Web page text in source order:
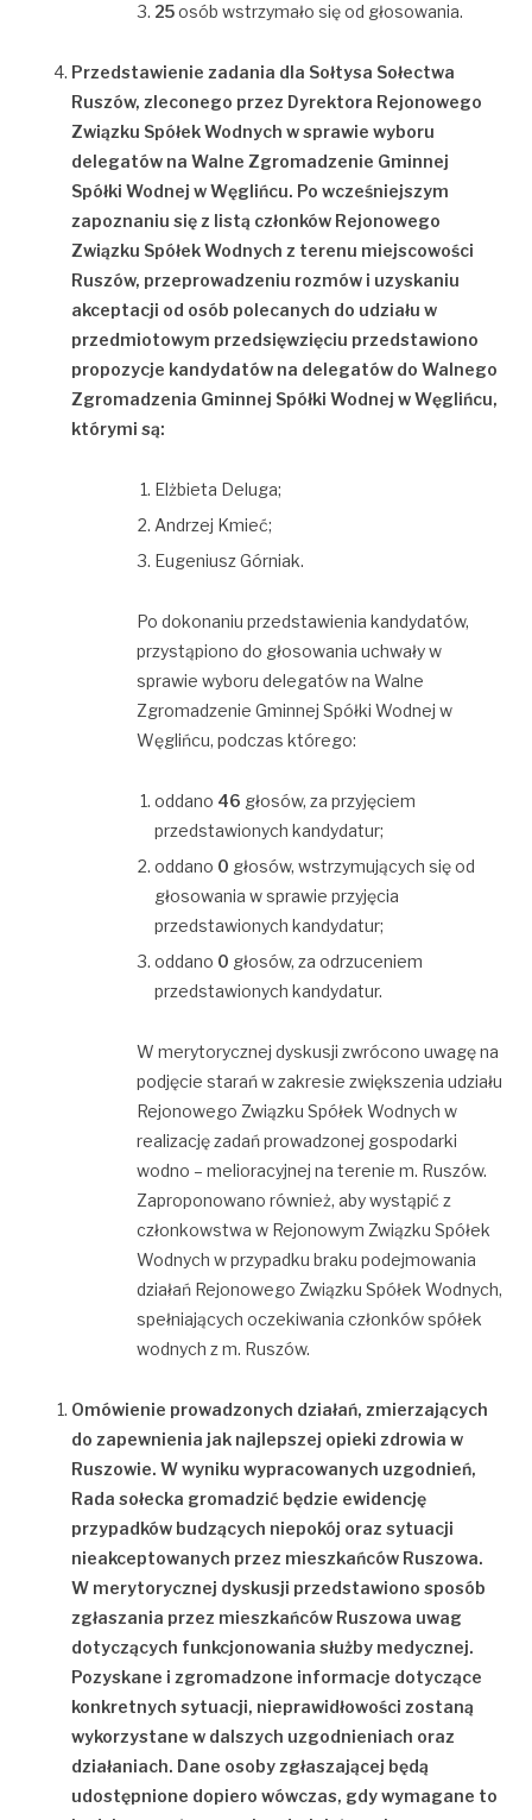
25osób wstrzymało się od głosowania.
Przedstawienie zadania dla Sołtysa Sołectwa
Ruszów, zleconego przez Dyrektora Rejonowego
Związku Spółek Wodnych w sprawie wyboru
delegatów na Walne Zgromadzenie Gminnej
Spółki Wodnej w Węglińcu. Po wcześniejszym
zapoznaniu się z listą członków Rejonowego
Związku Spółek Wodnych z terenu miejscowości
Ruszów, przeprowadzeniu rozmów i uzyskaniu
akceptacji od osób polecanych do udziału w
przedmiotowym przedsięwzięciu przedstawiono
propozycje kandydatów na delegatów do Walnego
Zgromadzenia Gminnej Spółki Wodnej w Węglińcu,
którymi są:
Elżbieta Deluga;
Andrzej Kmieć;
Eugeniusz Górniak.
Po dokonaniu przedstawienia kandydatów,
przystąpiono do głosowania uchwały w
sprawie wyboru delegatów na Walne
Zgromadzenie Gminnej Spółki Wodnej w
Węglińcu, podczas którego:
oddano 46 głosów, za przyjęciem
przedstawionych kandydatur;
oddano 0 głosów, wstrzymujących się od
głosowania w sprawie przyjęcia
przedstawionych kandydatur;
oddano 0 głosów, za odrzuceniem
przedstawionych kandydatur.
W merytorycznej dyskusji zwrócono uwagę na
podjęcie starań w zakresie zwiększenia udziału
Rejonowego Związku Spółek Wodnych w
realizację zadań prowadzonej gospodarki
wodno – melioracyjnej na terenie m. Ruszów.
Zaproponowano również, aby wystąpić z
członkowstwa w Rejonowym Związku Spółek
Wodnych w przypadku braku podejmowania
działań Rejonowego Związku Spółek Wodnych,
spełniających oczekiwania członków spółek
wodnych z m. Ruszów.
Omówienie prowadzonych działań, zmierzających
do zapewnienia jak najlepszej opieki zdrowia w
Ruszowie. W wyniku wypracowanych uzgodnień,
Rada sołecka gromadzić będzie ewidencję
przypadków budzących niepokój oraz sytuacji
nieakceptowanych przez mieszkańców Ruszowa.
W merytorycznej dyskusji przedstawiono sposób
zgłaszania przez mieszkańców Ruszowa uwag
dotyczących funkcjonowania służby medycznej.
Pozyskane i zgromadzone informacje dotyczące
konkretnych sytuacji, nieprawidłowości zostaną
wykorzystane w dalszych uzgodnieniach oraz
działaniach. Dane osoby zgłaszającej będą
udostępnione dopiero wówczas, gdy wymagane to